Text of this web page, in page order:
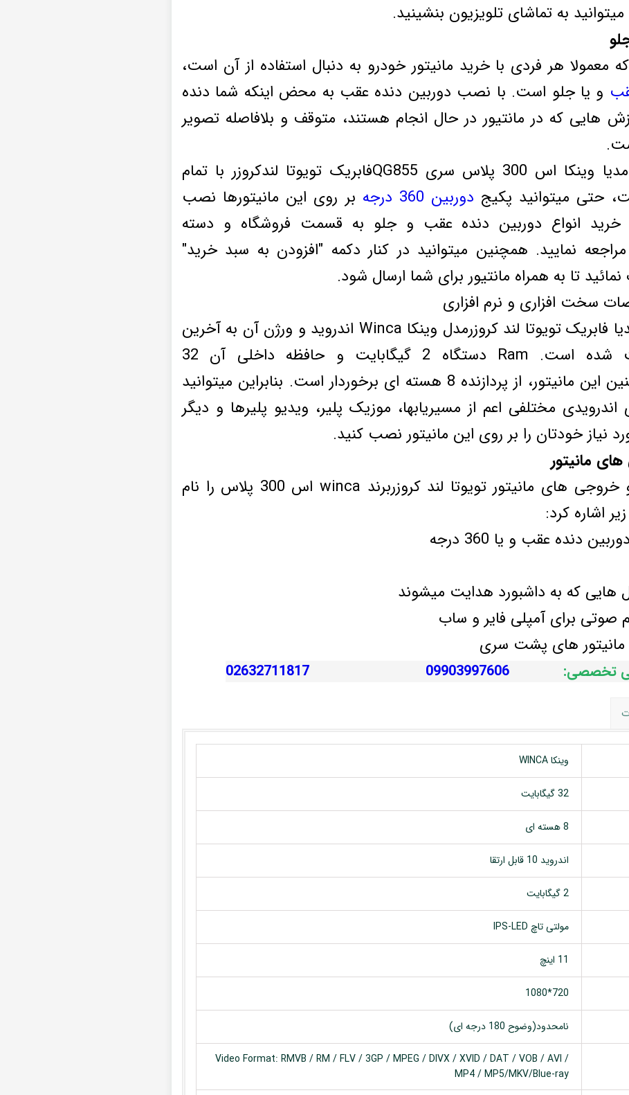
به تماشای تلویزیون بنشینید.
معمولا هر فردی با خرید مانیتور خودرو به دنبال استفاده از آن است،
و یا جلو است. با نصب دوربین دنده عقب به محض اینکه شما دنده
هایی که در مانتیور در حال انجام هستند، متوقف و بلافاصله تصویر
ورودی تصویر مالتی مدیا وینکا اس 300 پلاس سری QG855فابریک تویوتا لندکروزر با تمام
حتی میتوانید پکیج دوربین 360 درجه
بر روی این مانیتورها نصب
خرید انواع دوربین دنده عقب و جلو به قسمت فروشگاه و دسته
مراجعه نمایید. همچنین میتوانید در کنار دکمه "افزودن به سبد خرید"
تا به همراه مانتیور برای شما ارسال شود.
سخت افزاری و نرم افزاری
سیستم عامل مالتی مدیا فابریک تویوتا لند کروزرمدل وینکا Winca اندروید و ورژن آن به آخرین
نسخه شرکت آپدیت شده است. Ram دستگاه 2 گیگابایت و حافظه داخلی آن 32
گیگابایت است. همچنین این مانیتور، از پردازنده 8 هسته ای برخوردار است. بنابراین میتوانید
اندرویدی مختلفی اعم از مسیریابها، موزیک پلیر، ویدیو پلیرها و دیگر
نیاز خودتان را بر روی این مانیتور نصب کنید.
مانیتور
اگر بخواهیم ورودی و خروجی های مانیتور تویوتا لند کروزربرند winca اس 300 پلاس را نام
اشاره کرد:
تخصصی: 09903997606
02632711817
وینکا WINCA
32 گیگابایت
8 هسته ای
اندروید 10 قابل ارتقا
2 گیگابایت
مولتی تاچ IPS-LED
11 اینچ
720*1080
نامحدود(وضوح 180 درجه ای)
Video Format: RMVB / RM / FLV / 3GP / MPEG / DIVX / XVID / DAT / VOB / AVI /
MP4 / MP5/MKV/Blue-ray